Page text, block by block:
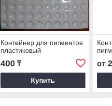
Контейнер для пигментов
пластиковый
400₸
Купить
от